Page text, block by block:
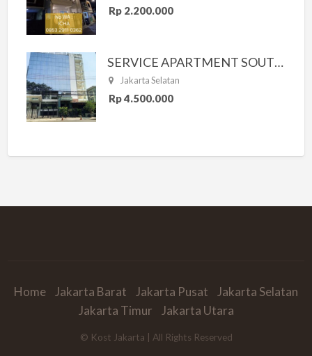
Rp 2.200.000
SERVICE APARTMENT SOUTH RESIDENCE
Jakarta Selatan
Rp 4.500.000
Home Jakarta Barat Jakarta Pusat
Jakarta Selatan
Jakarta Timur
Jakarta Utara
© Kost Jakarta | All Rights Reserved